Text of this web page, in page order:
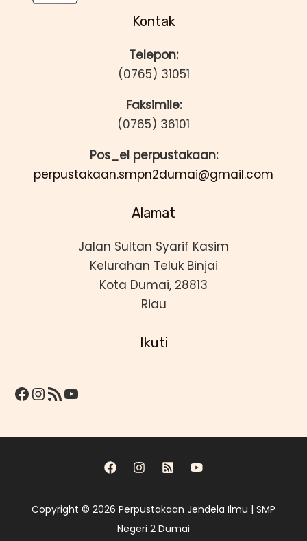
Kontak
Telepon:
(0765) 31051
Faksimile:
(0765) 36101
Pos_el perpustakaan:
perpustakaan.smpn2dumai@gmail.com
Alamat
Jalan Sultan Syarif Kasim
Kelurahan Teluk Binjai
Kota Dumai, 28813
Riau
Ikuti
Facebook
Instagram
Feed RSSYouTube
Copyright © 2026 Perpustakaan Jendela Ilmu | SMP
Negeri 2 Dumai